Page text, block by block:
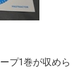
プ1巻が収めら